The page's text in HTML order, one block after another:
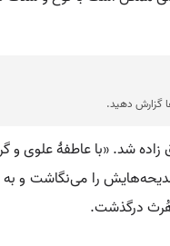
گزارش دهید.
در هُرث، از روستاهای واسط در ۲۲ ژانویه
را می‌نگاشت و